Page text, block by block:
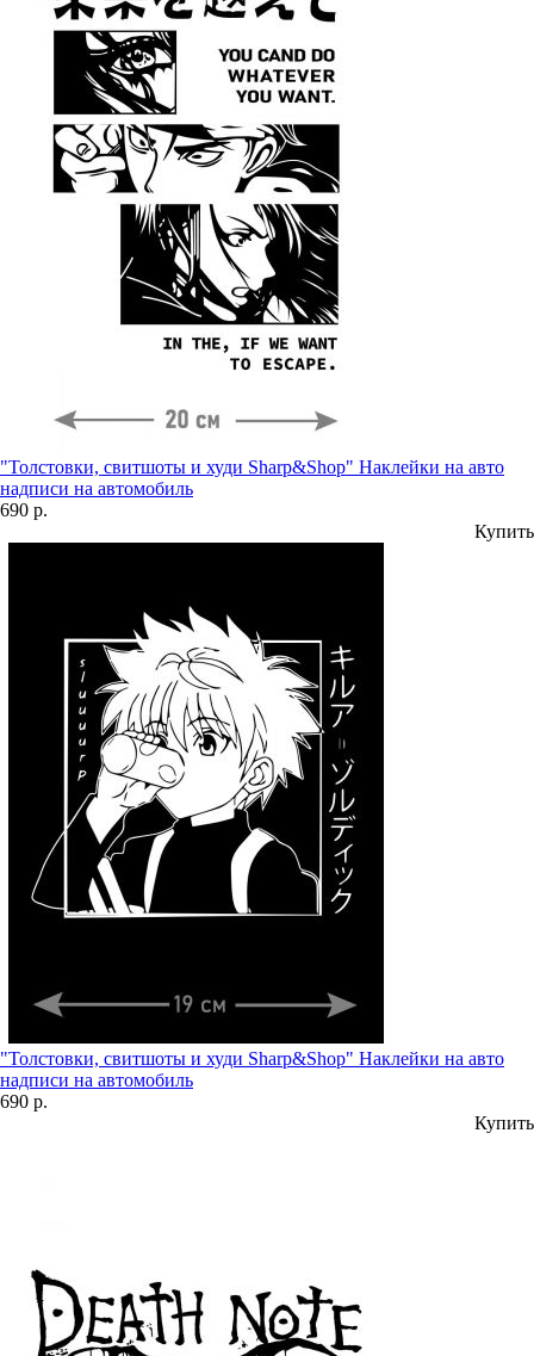
"Толстовки, свитшоты и худи Sharp&Shop" Наклейки на авто
надписи на автомобиль
690 р.
Купить
"Толстовки, свитшоты и худи Sharp&Shop" Наклейки на авто
надписи на автомобиль
690 р.
Купить